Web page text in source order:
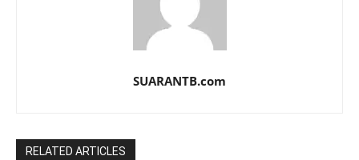
SUARANTB.com
RELATED ARTICLES